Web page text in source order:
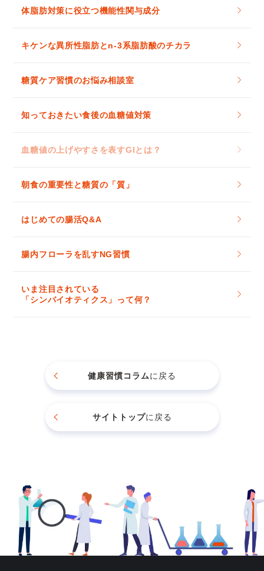
体脂肪対策に役立つ機能性関与成分
キケンな異所性脂肪とn-3系脂肪酸のチカラ
糖質ケア習慣のお悩み相談室
知っておきたい食後の血糖値対策
血糖値の上げやすさを表すGIとは？
朝食の重要性と糖質の「質」
はじめての腸活Q&A
腸内フローラを乱すNG習慣
いま注目されている
「シンバイオティクス」って何？
健康習慣コラムに戻る
サイトトップに戻る